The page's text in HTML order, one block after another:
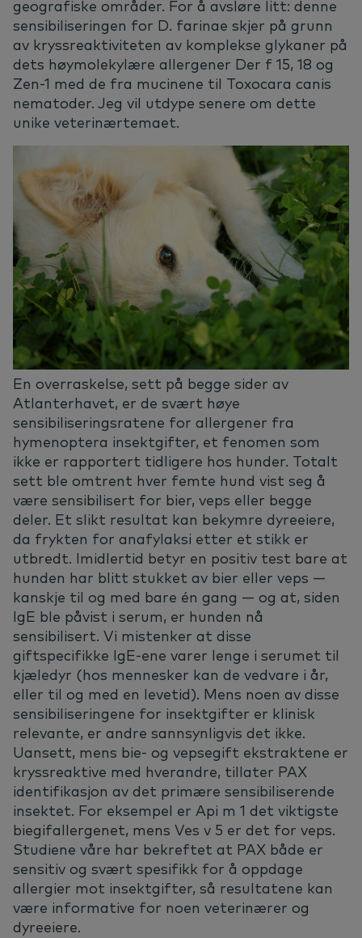
geografiske områder. For å avsløre litt: denne
sensibiliseringen for D. farinae skjer på grunn
av kryssreaktiviteten av komplekse glykaner på
dets høymolekylære allergener Der f 15, 18 og
Zen-1 med de fra mucinene til Toxocara canis
nematoder. Jeg vil utdype senere om dette
unike veterinærtemaet.
En overraskelse, sett på begge sider av
Atlanterhavet, er de svært høye
sensibiliseringsratene for allergener fra
hymenoptera insektgifter, et fenomen som
ikke er rapportert tidligere hos hunder. Totalt
sett ble omtrent hver femte hund vist seg å
være sensibilisert for bier, veps eller begge
deler. Et slikt resultat kan bekymre dyreeiere,
da frykten for anafylaksi etter et stikk er
utbredt. Imidlertid betyr en positiv test bare at
hunden har blitt stukket av bier eller veps —
kanskje til og med bare én gang — og at, siden
IgE ble påvist i serum, er hunden nå
sensibilisert. Vi mistenker at disse
giftspecifikke IgE-ene varer lenge i serumet til
kjæledyr (hos mennesker kan de vedvare i år,
eller til og med en levetid). Mens noen av disse
sensibiliseringene for insektgifter er klinisk
relevante, er andre sannsynligvis det ikke.
Uansett, mens bie- og vepsegift ekstraktene er
kryssreaktive med hverandre, tillater PAX
identifikasjon av det primære sensibiliserende
insektet. For eksempel er Api m 1 det viktigste
biegifallergenet, mens Ves v 5 er det for veps.
Studiene våre har bekreftet at PAX både er
sensitiv og svært spesifikk for å oppdage
allergier mot insektgifter, så resultatene kan
være informative for noen veterinærer og
dyreeiere.